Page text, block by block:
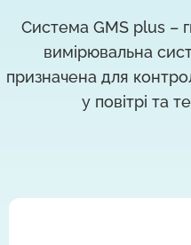
Система GMS plus –
вимірювальна
призначена для
у повітрі та